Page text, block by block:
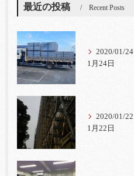
最近の投稿 Recent Posts
2020/01/24
1月24日
2020/01/22
1月22日